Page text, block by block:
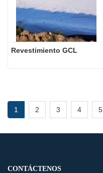
Revestimiento GCL
1 2 3 4 5
CONTÁCTENOS